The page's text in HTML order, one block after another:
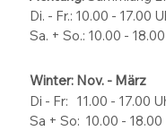
Di. - Fr.: 10.00 - 17.00
Sa. + So.: 10.00 -
Winter: Nov. - März
Di - Fr: 11.00 - 17.00
Sa + So: 10.00 - 18.00